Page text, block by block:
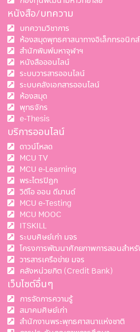
หนังสือ/บทความ
บทความวิชาการ
ห้องสมุดพุทธศาสนาทางอิเล็กทรอนิกส์
สำนักพิมพ์มหาจุฬาฯ
หนังสือออนไลน์
ระบบวารสารออนไลน์
ระบบคลังเอกสารออนไลน์
ห้องสมุด
พุทธจักร
e-Thesis
บริการออนไลน์
ดาวน์โหลด
MCU TV
MCU e-Learning
พระไตรปิฎก
วิดีโอ ออน ดีมานด์
MCU e-Testing
MCU MOOC
ITSKILL
ระบบศิษย์เก่า มจร
โครงการพัฒนาศักยภาพการสอนสำห
วารสารเครือข่าย มจร
คลังหน่วยกิต (Credit Bank)
เว็บไซต์อื่นๆ
การจัดการความรู้
สมาคมศิษย์เก่า
สำนักงานพระพุทธศาสนาแห่งชาติ